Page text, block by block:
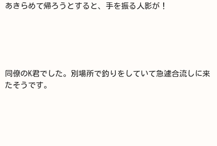
あきらめて帰ろうとすると、手を振る人影が！
同僚のK君でした。別場所で釣りをしていて急遽合流しに来
たそうです。